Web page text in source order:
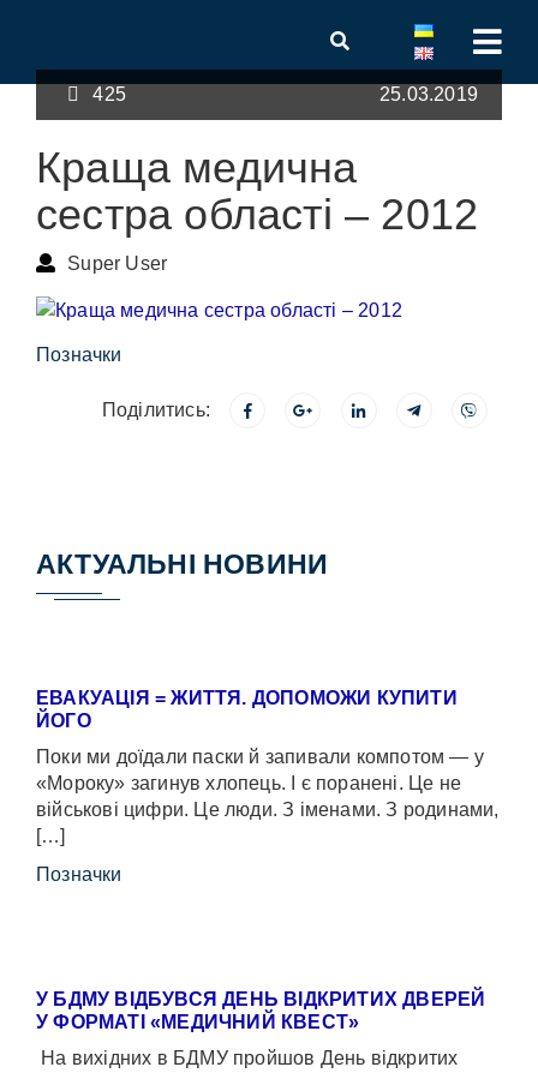
425 25.03.2019
Краща медична
сестра області – 2012
Super User
Позначки
Поділитись:
АКТУАЛЬНІ НОВИНИ
ЕВАКУАЦІЯ = ЖИТТЯ. ДОПОМОЖИ КУПИТИ
ЙОГО
Поки ми доїдали паски й запивали компотом — у
«Мороку» загинув хлопець. І є поранені. Це не
військові цифри. Це люди. З іменами. З родинами,
[…]
Позначки
У БДМУ ВІДБУВСЯ ДЕНЬ ВІДКРИТИХ ДВЕРЕЙ
У ФОРМАТІ «МЕДИЧНИЙ КВЕСТ»
На вихідних в БДМУ пройшов День відкритих